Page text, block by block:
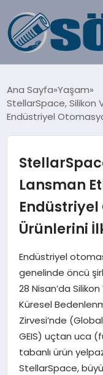
SPOR
EĞITIM
DÜNYA
TEKNOLOJI
SIYASET
YAŞAM
Ana Sayfa Yaşam
StellarSpace, Silikon
Endüstriyel
Lansman
Ürünlerini
Endüstriyel
genelinde öncü
28 Nisan’da
Küresel
Zirvesi’nde
GEIS) uçtan uca
tabanlı ürün
StellarSpace,